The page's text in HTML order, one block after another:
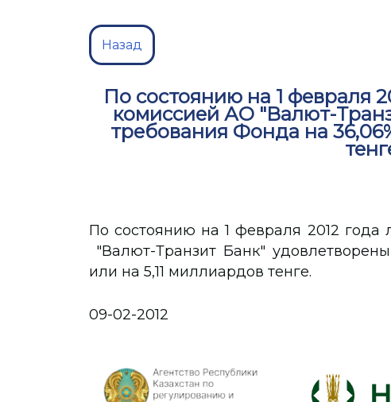
Назад
По состоянию на 1 февраля
комиссией АО "Валют-
требования Фонда на
По состоянию на 1 февраля 2012
"Валют-Транзит Банк"
или на 5,11 миллиардов тенге.
09-02-2012